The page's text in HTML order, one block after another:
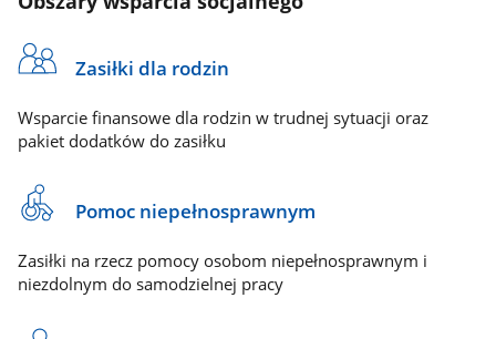
Zasiłki dla rodzin
Wsparcie finansowe dla rodzin w trudnej sytuacji oraz
pakiet dodatków do zasiłku
Pomoc niepełnosprawnym
Zasiłki na rzecz pomocy osobom niepełnosprawnym i
niezdolnym do samodzielnej pracy